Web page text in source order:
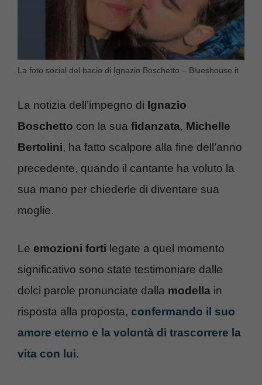
La foto social del bacio di Ignazio Boschetto – Blueshouse.it
La notizia dell’impegno di Ignazio
Boschetto con la sua fidanzata, Michelle
Bertolini, ha fatto scalpore alla fine dell’anno
precedente, quando il cantante ha voluto la
sua mano per chiederle di diventare sua
moglie.
Le emozioni forti legate a quel momento
significativo sono state testimoniare dalle
dolci parole pronunciate dalla modella in
risposta alla proposta, confermando il suo
amore eterno e la volontà di trascorrere la
vita con lui.